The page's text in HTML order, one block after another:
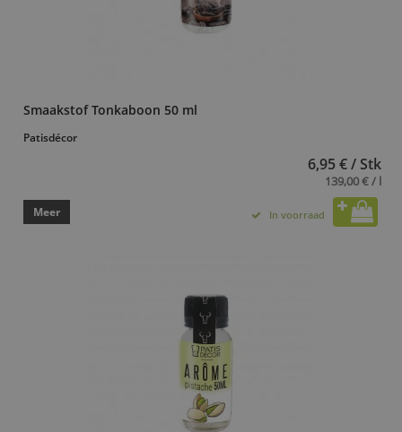
Smaakstof Tonkaboon 50 ml
Patisdécor
6,95 € / Stk
139,00 € / l
Meer In voorraad